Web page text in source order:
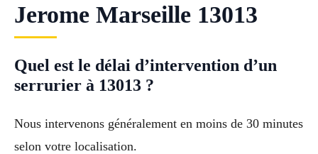
Jerome Marseille 13013
Quel est le délai d’intervention d’un
serrurier à 13013 ?
Nous intervenons généralement en moins de 30 minutes
selon votre localisation.